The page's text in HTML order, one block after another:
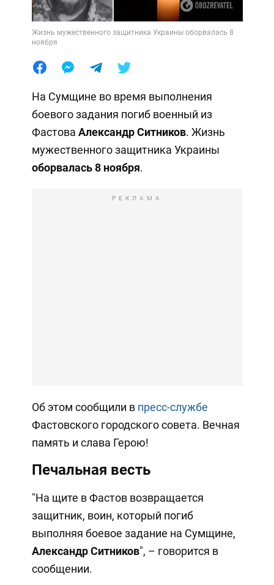
Жизнь мужественного защитника Украины оборвалась 8
ноября
На Сумщине во время выполнения
боевого задания погиб военный из
Фастова Александр Ситников. Жизнь
мужественного защитника Украины
оборвалась 8 ноября.
РЕКЛАМА
Об этом сообщили в пресс-службе
Фастовского городского совета. Вечная
память и слава Герою!
Печальная весть
"На щите в Фастов возвращается
защитник, воин, который погиб
выполняя боевое задание на Сумщине,
Александр Ситников", – говорится в
сообщении.